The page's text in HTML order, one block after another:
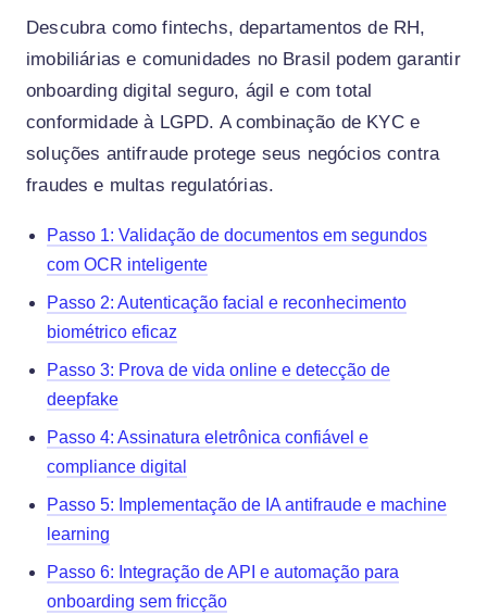
Descubra como fintechs, departamentos de RH,
imobiliárias e comunidades no Brasil podem garantir
onboarding digital seguro, ágil e com total
conformidade à LGPD. A combinação de KYC e
soluções antifraude protege seus negócios contra
fraudes e multas regulatórias.
Passo 1: Validação de documentos em segundos
com OCR inteligente
Passo 2: Autenticação facial e reconhecimento
biométrico eficaz
Passo 3: Prova de vida online e detecção de
deepfake
Passo 4: Assinatura eletrônica confiável e
compliance digital
Passo 5: Implementação de IA antifraude e machine
learning
Passo 6: Integração de API e automação para
onboarding sem fricção